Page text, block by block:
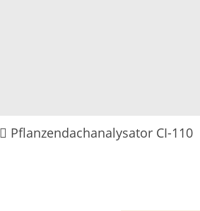
Pflanzendachanalysator CI-110